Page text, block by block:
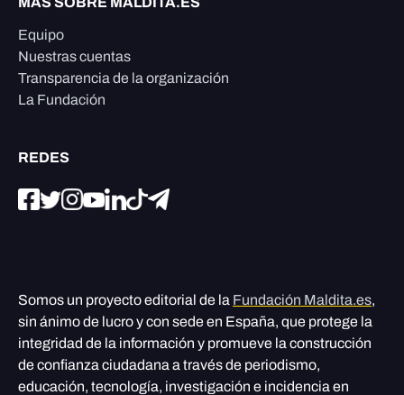
Equipo
Nuestras cuentas
Transparencia de la organización
La Fundación
REDES
Somos un proyecto editorial de la Fundación Maldita.es,
sin ánimo de lucro y con sede en España, que protege la
integridad de la información y promueve la construcción
de confianza ciudadana a través de periodismo,
educación, tecnología, investigación e incidencia en